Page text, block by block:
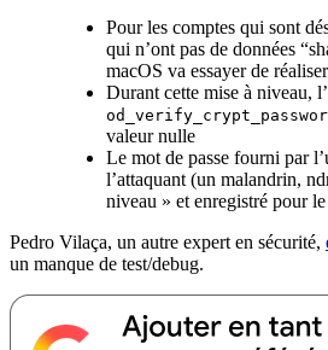
Pour les comptes qui sont
qui n’ont pas de données
macOS va essayer de
Durant cette mise à niveau,
valeur nulle
Le mot de passe fourni par
l’attaquant (un malandrin,
niveau » et enregistré pour
Pedro Vilaça, un autre expert en sécurité,
un manque de test/debug.